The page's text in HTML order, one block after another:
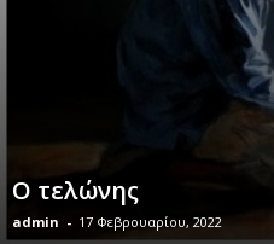
Ο τελώνης
admin - 17 Φεβρουαρίου, 2022